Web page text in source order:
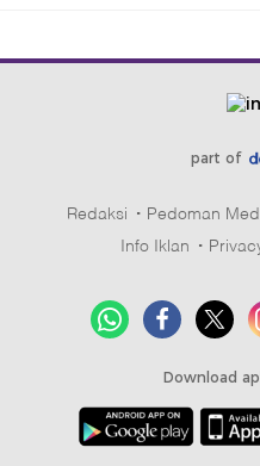
part of
Redaksi Pedoman
Info Iklan
Download